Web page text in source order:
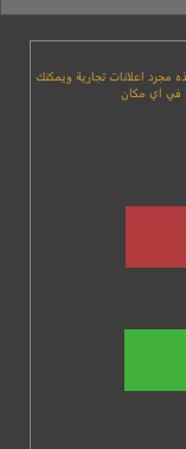
اعلانات تجارية ويمكنك
في اي مكان